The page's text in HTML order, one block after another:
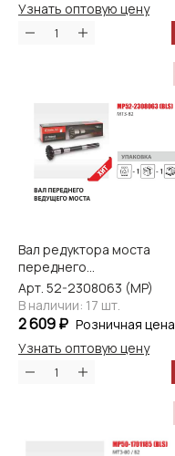
Узнать оптовую цену
Вал редуктора моста
переднего
вертикальный МТЗ-82
(Master-Parts)
Арт. 52-2308063 (MP)
В наличии: 17 шт.
2 609 ₽ Розничная цена
Узнать оптовую цену